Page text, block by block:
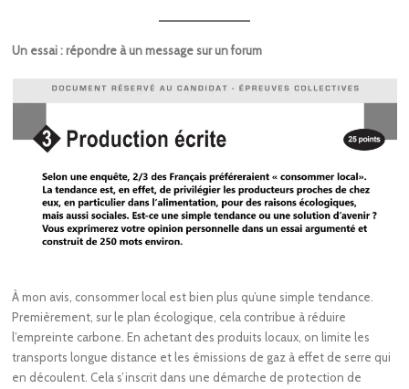
Un essai : répondre à un message sur un forum
À mon avis, consommer local est bien plus qu’une simple tendance.
Premièrement, sur le plan écologique, cela contribue à réduire
l’empreinte carbone. En achetant des produits locaux, on limite les
transports longue distance et les émissions de gaz à effet de serre qui
en découlent. Cela s’inscrit dans une démarche de protection de